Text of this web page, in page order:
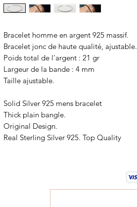
Bracelet homme en argent 925 massif.
Bracelet jonc de haute qualité, ajustable.
Poids total de l'argent : 21 gr
Largeur de la bande : 4 mm
Taille ajustable.
Solid Silver 925 mens bracelet
Thick plain bangle.
Original Design.
Real Sterling Silver 925. Top Quality